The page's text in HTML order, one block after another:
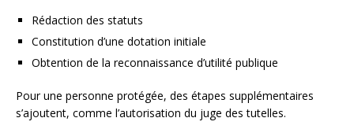
Rédaction des statuts
Constitution d’une dotation initiale
Obtention de la reconnaissance d’utilité publique
Pour une personne protégée, des étapes supplémentaires
s’ajoutent, comme l’autorisation du juge des tutelles.